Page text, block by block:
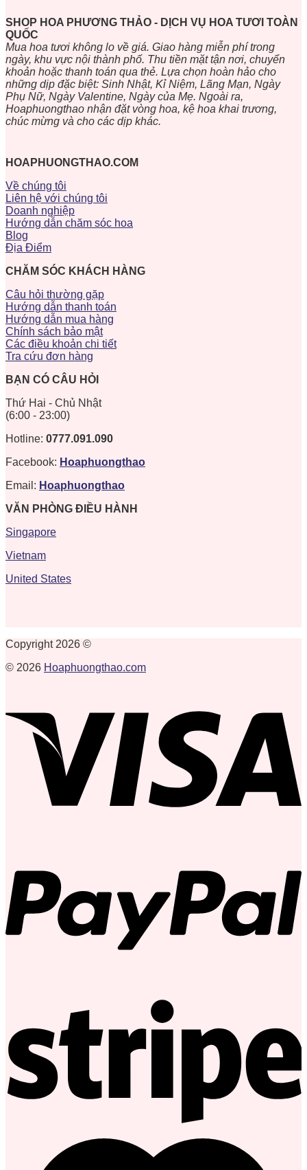
SHOP HOA PHƯƠNG THẢO - DỊCH VỤ HOA TƯƠI TOÀN
QUỐC
Mua hoa tươi không lo về giá. Giao hàng miễn phí trong
ngày, khu vực nội thành phố. Thu tiền mặt tận nơi, chuyển
khoản hoặc thanh toán qua thẻ. Lựa chọn hoàn hảo cho
những dịp đặc biệt: Sinh Nhật, Kỉ Niệm, Lãng Mạn, Ngày
Phụ Nữ, Ngày Valentine, Ngày của Mẹ. Ngoài ra,
Hoaphuongthao nhận đặt vòng hoa, kệ hoa khai trương,
chúc mừng và cho các dịp khác.
HOAPHUONGTHAO.COM
Về chúng tôi
Liên hệ với chúng tôi
Doanh nghiệp
Hướng dẫn chăm sóc hoa
Blog
Địa Điểm
CHĂM SÓC KHÁCH HÀNG
Câu hỏi thường gặp
Hướng dẫn thanh toán
Hướng dẫn mua hàng
Chính sách bảo mật
Các điều khoản chi tiết
Tra cứu đơn hàng
BẠN CÓ CÂU HỎI
Thứ Hai - Chủ Nhật
(6:00 - 23:00)
Hotline: 0777.091.090
Facebook: Hoaphuongthao
Email: Hoaphuongthao
VĂN PHÒNG ĐIỀU HÀNH
Singapore
Vietnam
United States
Copyright 2026 ©
© 2026 Hoaphuongthao.com